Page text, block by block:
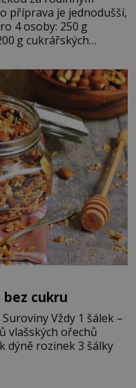
příprava je jednodušší,
250 g
od bílků. Žloutky
a postupně do nich
hladký
cukru
vlašských ořechů
dýně rozinek 3 šálky